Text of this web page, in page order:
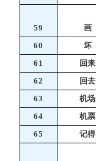
59 画
60 坏
61
回来
62
回去
63
机场
64
机票
65
记得